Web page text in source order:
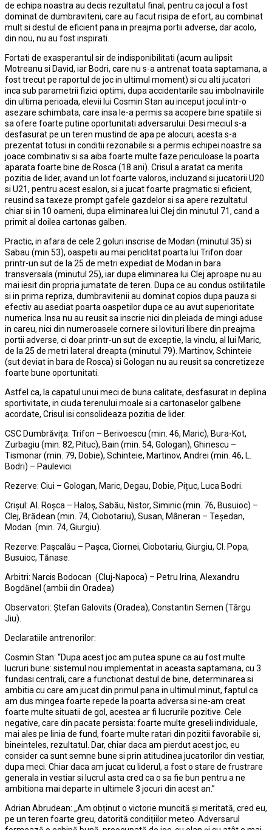
de echipa noastra au decis rezultatul final, pentru ca jocul a fost
dominat de dumbraviteni, care au facut risipa de efort, au combinat
mult si destul de eficient pana in preajma portii adverse, dar acolo,
din nou, nu au fost inspirati.
Fortati de exasperantul sir de indisponibilitati (acum au lipsit
Motreanu si David, iar Bodri, care nu s-a antrenat toata saptamana, a
fost trecut pe raportul de joc in ultimul moment) si cu alti jucatori
inca sub parametrii fizici optimi, dupa accidentarile sau imbolnavirile
din ultima perioada, elevii lui Cosmin Stan au inceput jocul intr-o
asezare schimbata, care insa le-a permis sa acopere bine spatiile si
sa ofere foarte putine oportunitati adversarului. Desi meciul s-a
desfasurat pe un teren mustind de apa pe alocuri, acesta s-a
prezentat totusi in conditii rezonabile si a permis echipei noastre sa
joace combinativ si sa aiba foarte multe faze periculoase la poarta
aparata foarte bine de Rosca (18 ani). Crisul a aratat ca merita
pozitia de lider, avand un lot foarte valoros, incluzand si jucatorii U20
si U21, pentru acest esalon, si a jucat foarte pragmatic si eficient,
reusind sa taxeze prompt gafele gazdelor si sa apere rezultatul
chiar si in 10 oameni, dupa eliminarea lui Clej din minutul 71, cand a
primit al doilea cartonas galben.
Practic, in afara de cele 2 goluri inscrise de Modan (minutul 35) si
Sabau (min 53), oaspetii au mai periclitat poarta lui Trifon doar
printr-un sut de la 25 de metri expediat de Modan in bara
transversala (minutul 25), iar dupa eliminarea lui Clej aproape nu au
mai iesit din propria jumatate de teren. Dupa ce au condus ostilitatile
si in prima repriza, dumbravitenii au dominat copios dupa pauza si
efectiv au asediat poarta oaspetilor dupa ce au avut superioritate
numerica. Insa nu au reusit sa inscrie nici din pleiada de mingi aduse
in careu, nici din numeroasele cornere si lovituri libere din preajma
portii adverse, ci doar printr-un sut de exceptie, la vinclu, al lui Maric,
de la 25 de metri lateral dreapta (minutul 79). Martinov, Schinteie
(sut deviat in bara de Rosca) si Gologan nu au reusit sa concretizeze
foarte bune oportunitati.
Astfel ca, la capatul unui meci de buna calitate, desfasurat in deplina
sportivitate, in ciuda terenului moale si a cartonaselor galbene
acordate, Crisul isi consolideaza pozitia de lider.
CSC Dumbrăvița: Trifon – Berivoescu (min. 46, Maric), Bura-Kot,
Zurbagiu (min. 82, Pituc), Bain (min. 54, Gologan), Ghinescu –
Tismonar (min. 79, Dobie), Schinteie, Martinov, Andrei (min. 46, L.
Bodri) – Paulevici.
Rezerve: Ciui – Gologan, Maric, Degau, Dobie, Pițuc, Luca Bodri.
Crișul: Al. Roșca – Haloș, Sabău, Nistor, Siminic (min. 76, Busuioc) –
Clej, Brădean (min. 74, Ciobotariu), Susan, Mâneran – Teședan,
Modan (min. 74, Giurgiu).
Rezerve: Paşcalău – Pașca, Ciornei, Ciobotariu, Giurgiu, Cl. Popa,
Busuioc, Tănase.
Arbitri: Narcis Bodocan (Cluj-Napoca) – Petru Irina, Alexandru
Bogdănel (ambii din Oradea)
Observatori: Ștefan Galovits (Oradea), Constantin Semen (Târgu
Jiu).
Declaratiile antrenorilor:
Cosmin Stan: “Dupa acest joc am putea spune ca au fost multe
lucruri bune: sistemul nou implementat in aceasta saptamana, cu 3
fundasi centrali, care a functionat destul de bine, determinarea si
ambitia cu care am jucat din primul pana in ultimul minut, faptul ca
am dus mingea foarte repede la poarta adversa si ne-am creat
foarte multe situatii de gol, acestea ar fi lucrurile pozitive. Cele
negative, care din pacate persista: foarte multe greseli individuale,
mai ales pe linia de fund, foarte multe ratari din pozitii favorabile si,
bineinteles, rezultatul. Dar, chiar daca am pierdut acest joc, eu
consider ca sunt semne bune si prin atitudinea jucatorilor din vestiar,
dupa meci. Chiar daca am jucat cu liderul, a fost o stare de frustrare
generala in vestiar si lucrul asta cred ca o sa fie bun pentru a ne
ambitiona mai departe in ultimele 3 jocuri din acest an.”
Adrian Abrudean: „Am obținut o victorie muncită și meritată, cred eu,
pe un teren foarte greu, datorită condițiilor meteo. Adversarul